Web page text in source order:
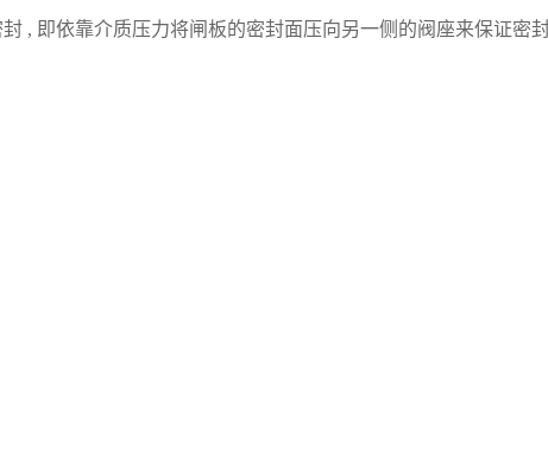
, 即依靠介质压力将闸板的密封面压向另一侧的阀座来保证密